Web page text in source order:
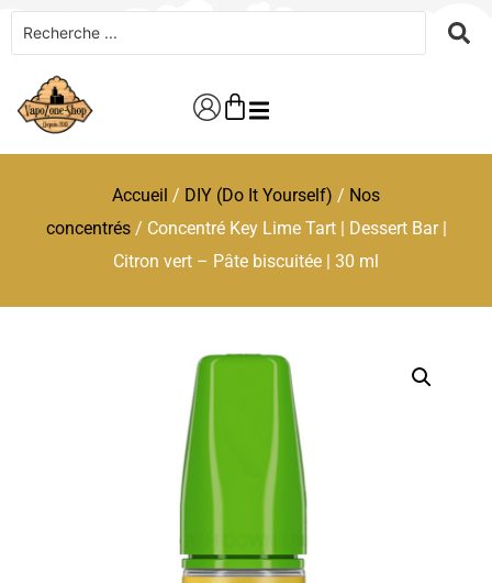
Accueil / DIY (Do It Yourself) / Nos
concentrés/ Concentré Key Lime Tart | Dessert Bar |
Citron vert – Pâte biscuitée | 30 ml